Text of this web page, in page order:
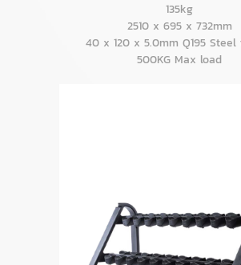
135kg
2510 x 695 x 732mm
40 x 120 x 5.0mm Q195
500KG Max load